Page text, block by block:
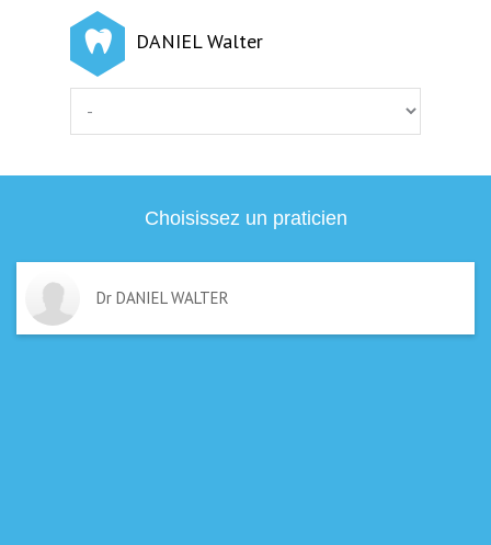
DANIEL Walter
Choisissez un praticien
Dr DANIEL WALTER